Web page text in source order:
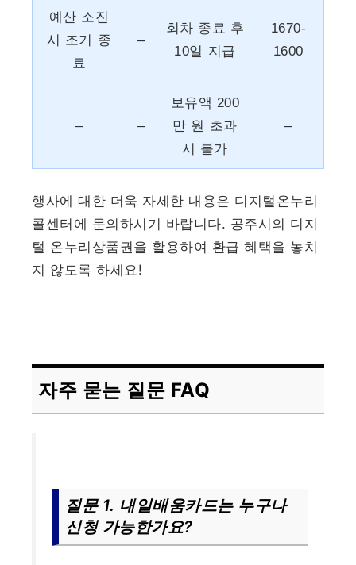
예산 소진
시 조기 종
료
–
회차 종료 후
10일 지급
1670-
1600
– –
보유액 200
만 원 초과
시 불가
–
행사에 대한 더욱 자세한 내용은 디지털온누리
콜센터에 문의하시기 바랍니다. 공주시의 디지
털 온누리상품권을 활용하여 환급 혜택을 놓치
지 않도록 하세요!
자주 묻는 질문 FAQ
질문 1. 내일배움카드는 누구나
신청 가능한가요?